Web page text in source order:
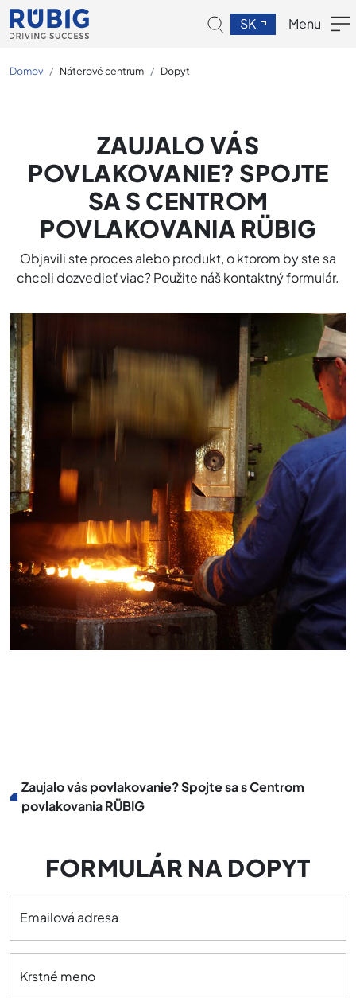
SK Menu
Domov Náterové centrum Dopyt
ZAUJALO VÁS
POVLAKOVANIE? SPOJTE
SA S CENTROM
POVLAKOVANIA RÜBIG
Objavili ste proces alebo produkt, o ktorom by ste sa
chceli dozvedieť viac? Použite náš kontaktný formulár.
Zaujalo vás povlakovanie? Spojte sa s Centrom
povlakovania RÜBIG
FORMULÁR NA DOPYT
Emailová adresa
Krstné meno